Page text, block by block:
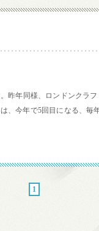
昨年同様、ロンドンクラ
、今年で5回目になる、毎
1